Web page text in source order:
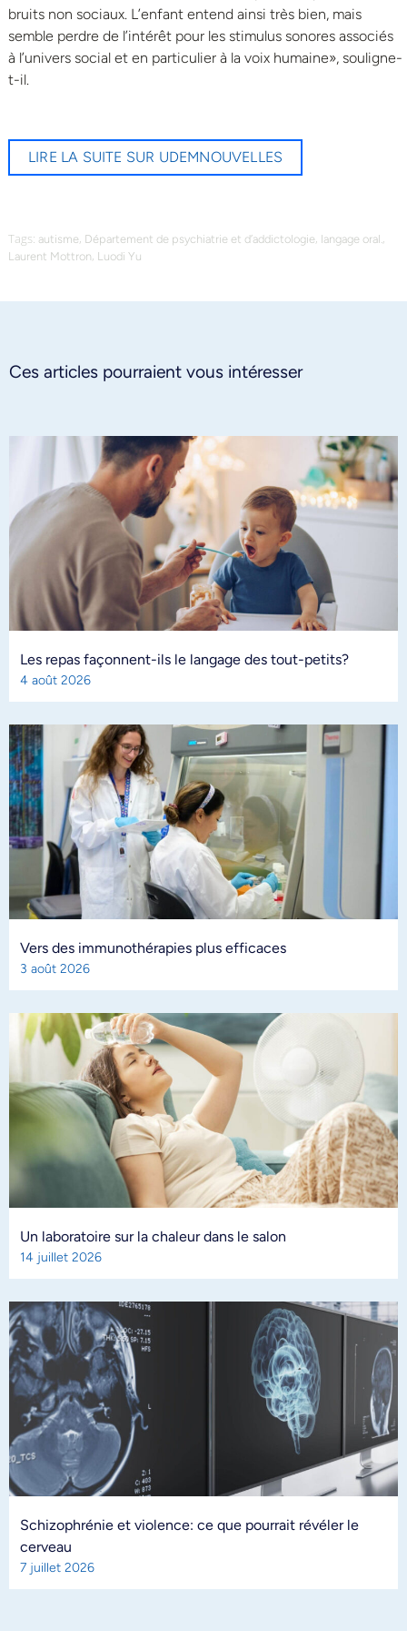
bruits non sociaux. L’enfant entend ainsi très bien, mais
semble perdre de l’intérêt pour les stimulus sonores associés
à l’univers social et en particulier à la voix humaine», souligne-
t-il.
LIRE LA SUITE SUR UDEMNOUVELLES
Tags: autisme, Département de psychiatrie et d’addictologie, langage oral.,
Laurent Mottron, Luodi Yu
Ces articles pourraient vous intéresser
Les repas façonnent-ils le langage des tout-petits?
4 août 2026
Vers des immunothérapies plus efficaces
3 août 2026
Un laboratoire sur la chaleur dans le salon
14 juillet 2026
Schizophrénie et violence: ce que pourrait révéler le
cerveau
7 juillet 2026